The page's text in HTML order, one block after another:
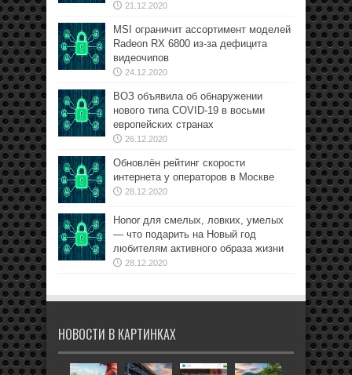
21.12.2020
MSI ограничит ассортимент моделей
Radeon RX 6800 из-за дефицита
видеочипов
24.12.2020
ВОЗ объявила об обнаружении
нового типа COVID-19 в восьми
европейских странах
26.12.2020
Обновлён рейтинг скорости
интернета у операторов в Москве
28.12.2020
Honor для смелых, ловких, умелых
— что подарить на Новый год
любителям активного образа жизни
28.12.2020
НОВОСТИ В КАРТИНКАХ